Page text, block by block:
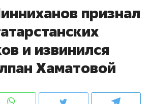
признал
и извинился
Хаматовой